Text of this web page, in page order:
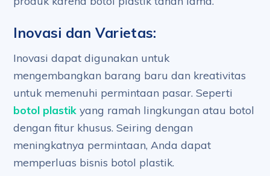
Inovasi dan Varietas:
Inovasi dapat digunakan untuk
mengembangkan barang baru dan kreativitas
untuk memenuhi permintaan pasar. Seperti
botol plastik yang ramah lingkungan atau botol
dengan fitur khusus. Seiring dengan
meningkatnya permintaan, Anda dapat
memperluas bisnis botol plastik.